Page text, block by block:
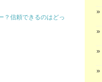
？信頼できるのはどっ